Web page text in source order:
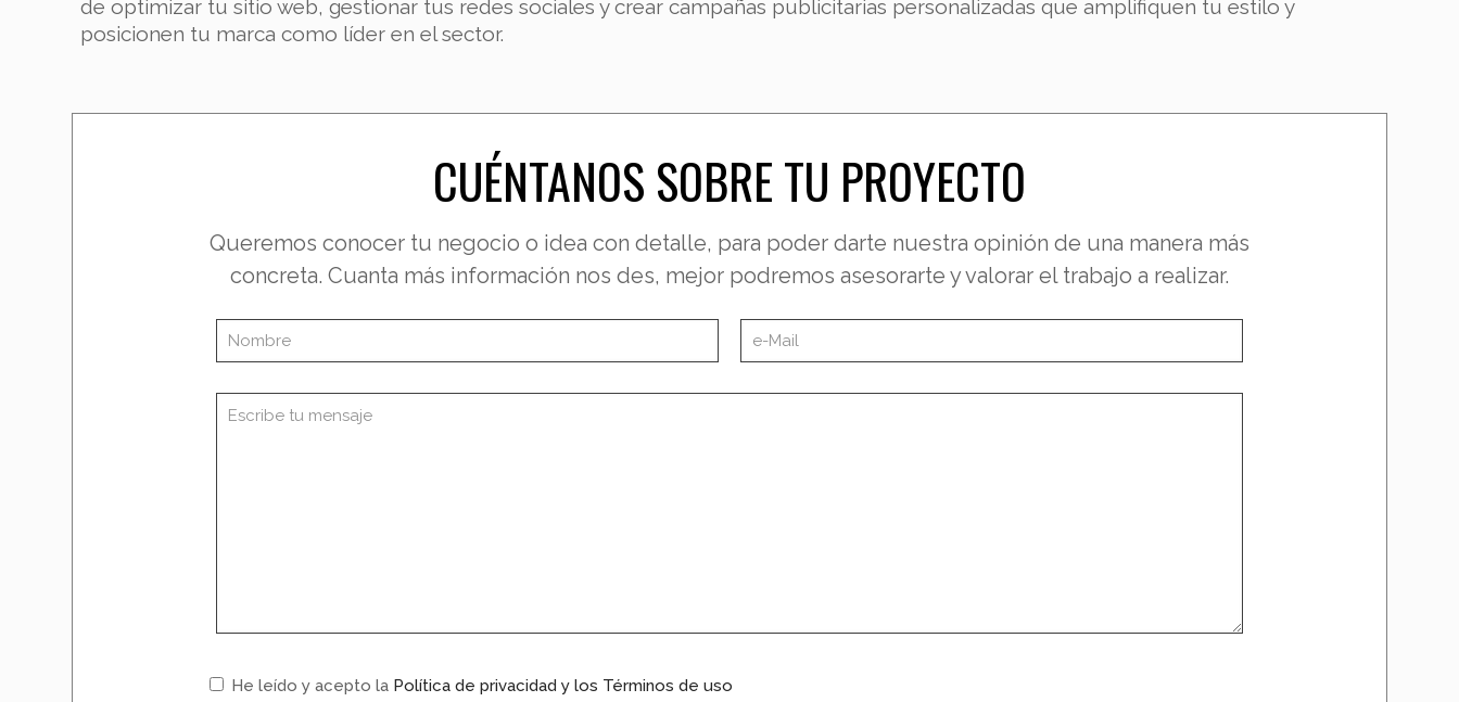
de optimizar tu sitio web, gestionar tus redes sociales y crear campañas publicitarias personalizadas que amplifiquen tu estilo y
posicionen tu marca como líder en el sector.
CUÉNTANOS SOBRE TU PROYECTO
Queremos conocer tu negocio o idea con detalle, para poder darte nuestra opinión de una manera más
concreta. Cuanta más información nos des, mejor podremos asesorarte y valorar el trabajo a realizar.
He leído y acepto la Política de privacidad y los Términos de uso